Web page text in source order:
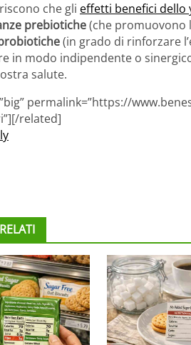
che gli effetti benefici dello
prebiotiche(che promuovono
(in grado di rinforzare
in modo indipendente o
salute.
permalink=”https://
related]